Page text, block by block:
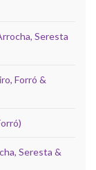
Seresta
Forró &
Seresta &